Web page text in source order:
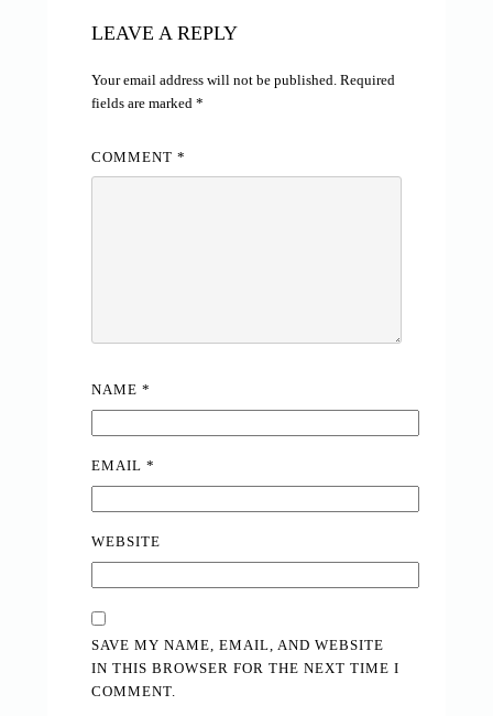
LEAVE A REPLY
Your email address will not be published. Required
fields are marked *
COMMENT *
NAME *
EMAIL *
WEBSITE
SAVE MY NAME, EMAIL, AND WEBSITE
IN THIS BROWSER FOR THE NEXT TIME I
COMMENT.